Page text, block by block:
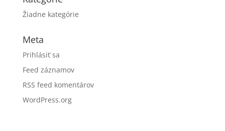
Žiadne kategórie
Meta
Prihlásiť sa
Feed záznamov
RSS feed komentárov
WordPress.org